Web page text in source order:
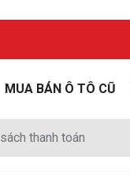
MUA BÁN Ô TÔ CŨ
thanh toán